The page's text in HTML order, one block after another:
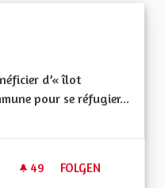
d’« îlot
pour se réfugier...
49 49 FOLLOWER
FOLGEN
ÎLOTS FRAÎCHEUR -